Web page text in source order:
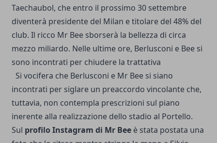
Taechaubol, che entro il prossimo 30 settembre
diventerà presidente del Milan e titolare del 48% del
club. Il ricco Mr Bee sborserà la bellezza di circa
mezzo miliardo. Nelle ultime ore, Berlusconi e Bee si
sono incontrati per chiudere la trattativa
Si vocifera che Berlusconi e Mr Bee si siano
incontrati per siglare un preaccordo vincolante che,
tuttavia, non contempla prescrizioni sul piano
inerente alla realizzazione dello stadio al Portello.
Sul profilo Instagram di Mr Bee è stata postata una